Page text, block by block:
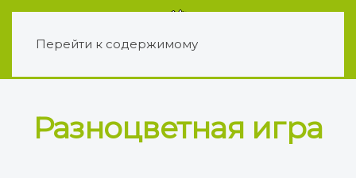
Перейти к содержимому
Разноцветная игра